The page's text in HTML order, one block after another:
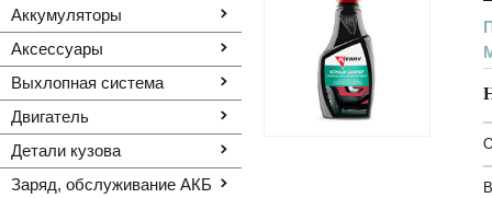
Аккумуляторы
Аксессуары
Выхлопная система
Двигатель
Детали кузова
Заряд, обслуживание АКБ